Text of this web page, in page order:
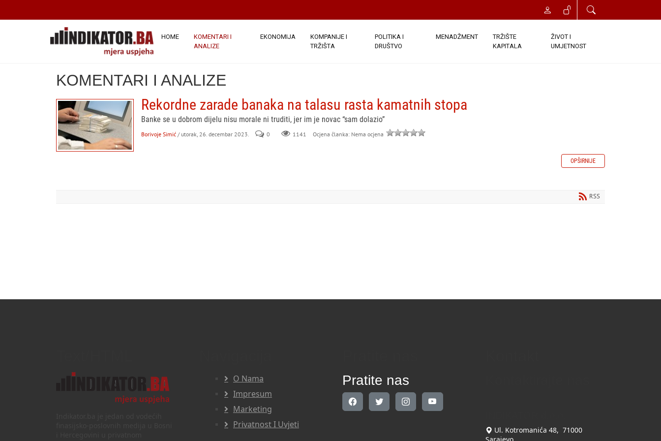
HOME
KOMENTARI I
ANALIZE
EKONOMIJA
KOMPANIJE I
TRŽIŠTA
POLITIKA I
DRUŠTVO
MENADŽMENT
TRŽIŠTE
KAPITALA
ŽIVOT I
UMJETNOST
KOMENTARI I ANALIZE
Rekordne zarade banaka na talasu rasta kamatnih stopa
Banke se u dobrom dijelu nisu morale ni truditi, jer im je novac “sam dolazio”
Borivoje Simić / utorak, 26. decembar 2023. 0 1141 Ocjena članka: Nema ocjena
OPŠIRNIJE
RSS
O Nama
Impresum
Marketing
Privatnost I Uvjeti
Pratite nas
Ul. Kotromanića 48, 71000